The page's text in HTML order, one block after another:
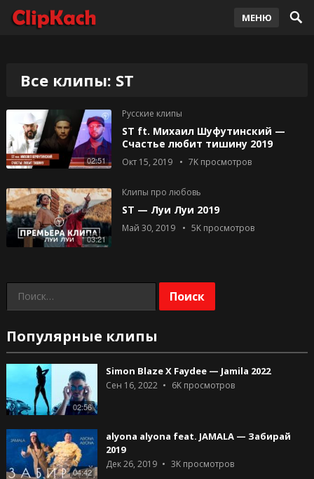
МЕНЮ
Все клипы: ST
02:51
Русские клипы
ST ft. Михаил Шуфутинский —
Счастье любит тишину 2019
Окт 15, 2019 7Kпросмотров
03:21
Клипы про любовь
ST — Луи Луи 2019
Май 30, 2019 5Kпросмотров
Найти:
Популярные клипы
02:56
Simon Blaze X Faydee — Jamila 2022
Сен 16, 2022 6Kпросмотров
04:42
alyona alyona feat. JAMALA — Забирай
2019
Дек 26, 2019 3Kпросмотров